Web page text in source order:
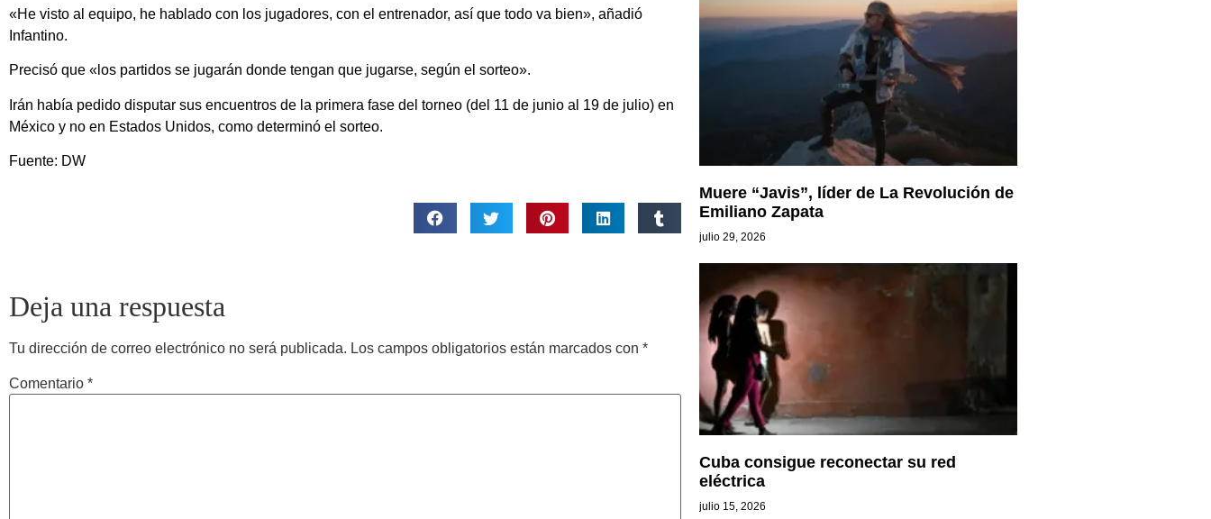
«He visto al equipo, he hablado con los jugadores, con el entrenador, así que todo va bien», añadió
Infantino.
Precisó que «los partidos se jugarán donde tengan que jugarse, según el sorteo».
Irán había pedido disputar sus encuentros de la primera fase del torneo (del 11 de junio al 19 de julio) en
México y no en Estados Unidos, como determinó el sorteo.
Fuente: DW
Deja una respuesta
Tu dirección de correo electrónico no será publicada. Los campos obligatorios están marcados con *
Comentario *
Muere “Javis”, líder de La Revolución de
Emiliano Zapata
julio 29, 2026
Cuba consigue reconectar su red
eléctrica
julio 15, 2026